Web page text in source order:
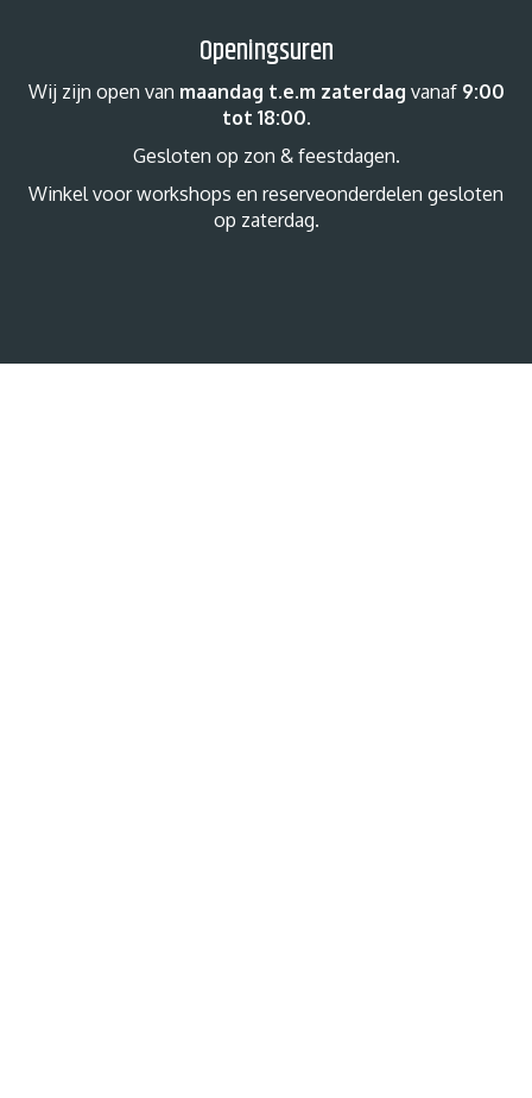
Openingsuren
Wij zijn open van maandag t.e.m zaterdag vanaf 9:00
tot 18:00.
Gesloten op zon & feestdagen.
Winkel voor workshops en reserveonderdelen gesloten
op zaterdag.